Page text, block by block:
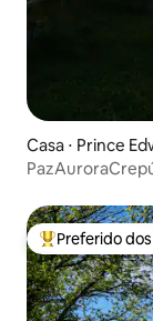
Casa ⋅ Prince
Entre os
Preferido